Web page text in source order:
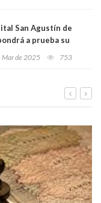
San Agustín de
a prueba su
Mar de 2025 753